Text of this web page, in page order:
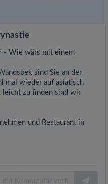
- Wie wärs mit einem
sind Sie an der
mal wieder auf asiatisch
leicht zu finden sind wir
und Restaurant in